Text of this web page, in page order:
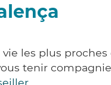
les plus
tenir